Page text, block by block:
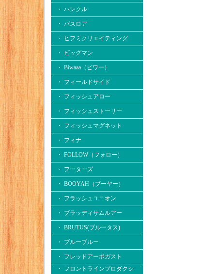
・ ハンクル
・ バスロア
・ ヒフミクリエイティング
・ ビッグマン
・ Biwaaa（ビワー）
・ フィールドサイド
・ フィッシュアロー
・ フィッシュストーリー
・ フィッシュマグネット
・ フィナ
・ FOLLOW（フォロー）
・ フーターズ
・ BOOYAH（ブーヤー）
・ フラッシュユニオン
・ ブラッディサムルアー
・ BRUTUS(ブルータス)
・ ブルーブルー
・ フレッドアーボガスト
・ フロントラインプロダクシ